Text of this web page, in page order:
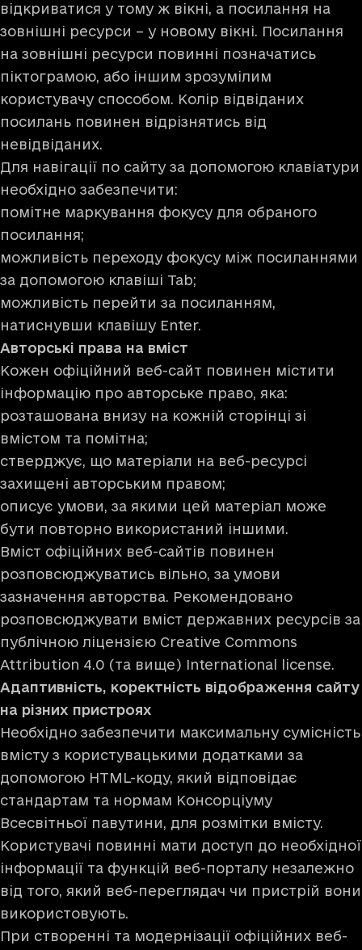
відкриватися у тому ж вікні, а посилання на
зовнішні ресурси – у новому вікні. Посилання
на зовнішні ресурси повинні позначатись
піктограмою, або іншим зрозумілим
користувачу способом. Колір відвіданих
посилань повинен відрізнятись від
невідвіданих.
Для навігації по сайту за допомогою клавіатури
необхідно забезпечити:
помітне маркування фокусу для обраного
посилання;
можливість переходу фокусу між посиланнями
за допомогою клавіші Tab;
можливість перейти за посиланням,
натиснувши клавішу Enter.
Авторські права на вміст
Кожен офіційний веб-сайт повинен містити
інформацію про авторське право, яка:
розташована внизу на кожній сторінці зі
вмістом та помітна;
стверджує, що матеріали на веб-ресурсі
захищені авторським правом;
описує умови, за якими цей матеріал може
бути повторно використаний іншими.
Вміст офіційних веб-сайтів повинен
розповсюджуватись вільно, за умови
зазначення авторства. Рекомендовано
розповсюджувати вміст державних ресурсів за
публічною ліцензією Creative Commons
Attribution 4.0 (та вище) International license.
Адаптивність, коректність відображення сайту
на різних пристроях
Необхідно забезпечити максимальну сумісність
вмісту з користувацькими додатками за
допомогою HTML-коду, який відповідає
стандартам та нормам Консорціуму
Всесвітньої павутини, для розмітки вмісту.
Користувачі повинні мати доступ до необхідної
інформації та функцій веб-порталу незалежно
від того, який веб-переглядач чи пристрій вони
використовують.
При створенні та модернізації офіційних веб-